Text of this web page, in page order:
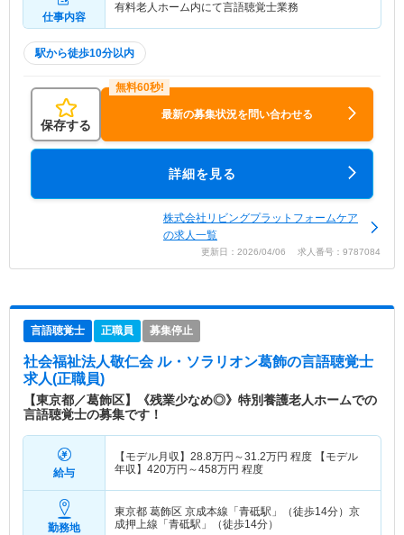
仕事内容
有料老人ホーム内にて言語聴覚士業務
駅から徒歩10分以内
保存する
最新の募集状況を問い合わせる
詳細を見る
株式会社リビングプラットフォームケア
の求人一覧
更新日：2026/04/06 求人番号：9787084
言語聴覚士 正職員 募集停止
社会福祉法人敬仁会 ル・ソラリオン葛飾の言語聴覚士
求人(正職員)
【東京都／葛飾区】《残業少なめ◎》特別養護老人ホームでの
言語聴覚士の募集です！
給与
【モデル月収】 28.8万円～31.2万円 程度 【モデル
年収】 420万円～458万円 程度
勤務地
東京都 葛飾区 京成本線「青砥駅」（徒歩14分）京
成押上線「青砥駅」（徒歩14分）